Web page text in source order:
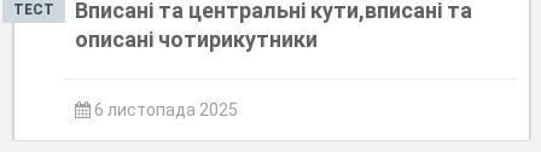
ТЕСТ
Вписані та центральні кути,вписані та
описані чотирикутники
6 листопада 2025